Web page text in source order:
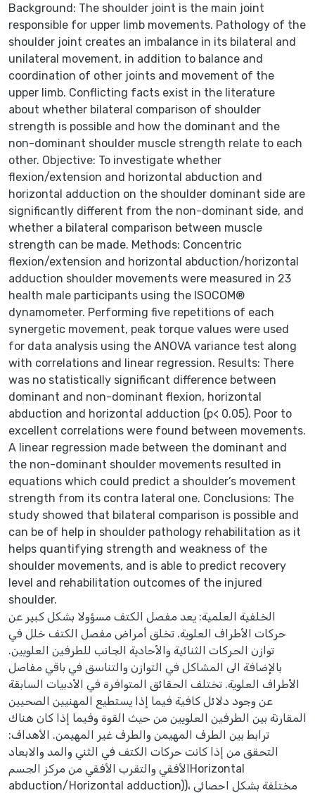
Background: The shoulder joint is the main joint
responsible for upper limb movements. Pathology of the
shoulder joint creates an imbalance in its bilateral and
unilateral movement, in addition to balance and
coordination of other joints and movement of the
upper limb. Conflicting facts exist in the literature
about whether bilateral comparison of shoulder
strength is possible and how the dominant and the
non-dominant shoulder muscle strength relate to each
other. Objective: To investigate whether
flexion/extension and horizontal abduction and
horizontal adduction on the shoulder dominant side are
significantly different from the non-dominant side, and
whether a bilateral comparison between muscle
strength can be made. Methods: Concentric
flexion/extension and horizontal abduction/horizontal
adduction shoulder movements were measured in 23
health male participants using the ISOCOM®
dynamometer. Performing five repetitions of each
synergetic movement, peak torque values were used
for data analysis using the ANOVA variance test along
with correlations and linear regression. Results: There
was no statistically significant difference between
dominant and non-dominant flexion, horizontal
abduction and horizontal adduction (p< 0.05). Poor to
excellent correlations were found between movements.
A linear regression made between the dominant and
the non-dominant shoulder movements resulted in
equations which could predict a shoulder’s movement
strength from its contra lateral one. Conclusions: The
study showed that bilateral comparison is possible and
can be of help in shoulder pathology rehabilitation as it
helps quantifying strength and weakness of the
shoulder movements, and is able to predict recovery
level and rehabilitation outcomes of the injured
shoulder.
الخلفية العلمية: يعد مفصل الكتف مسؤولا بشكل كبير عن
حركات الأطراف العلوية. تخلق أمراض مفصل الكتف خلل في
توازن الحركات الثنائية والأحادية الجانب للطرفين العلويين.
بالإضافة الى المشاكل في التوازن والتناسق في باقي مفاصل
الأطراف العلوية. تختلف الحقائق المتوافرة في الأدبيات السابقة
عن وجود دلائل كافية فيما إذا يستطيع المهنيين الصحيين
المقارنة بين الطرفين العلويين من حيث القوة وفيما إذا كان هناك
ترابط بين الطرف المهيمن والطرف غير المهيمن. الأهداف:
التحقق من إذا كانت حركات الكتف في الثني والمد والابعاد
الأفقي والتقرب الأفقي من مركز الجسمHorizontal
abduction/Horizontal adduction))، مختلفة بشكل احصائي